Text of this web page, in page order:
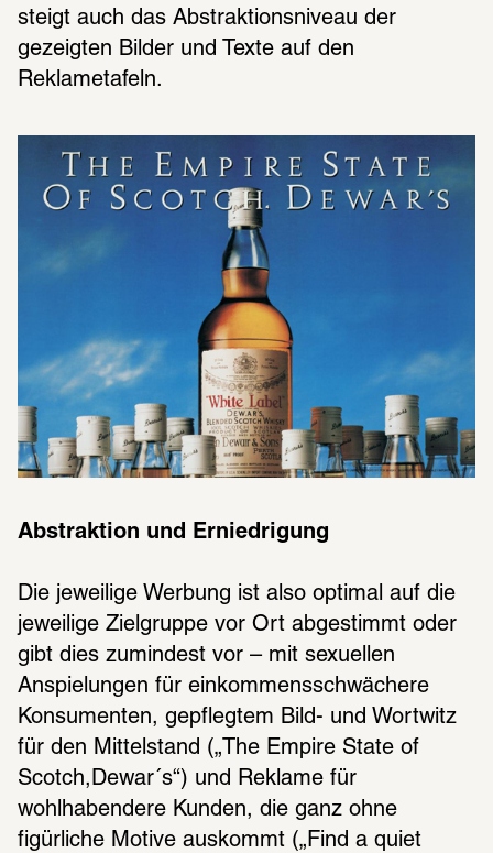
steigt auch das Abstraktionsniveau der
gezeigten Bilder und Texte auf den
Reklametafeln.
Abstraktion und Erniedrigung
Die jeweilige Werbung ist also optimal auf die
jeweilige Zielgruppe vor Ort abgestimmt oder
gibt dies zumindest vor – mit sexuellen
Anspielungen für einkommensschwächere
Konsumenten, gepflegtem Bild- und Wortwitz
für den Mittelstand („The Empire State of
Scotch,Dewar´s“) und Reklame für
wohlhabendere Kunden, die ganz ohne
figürliche Motive auskommt („Find a quiet